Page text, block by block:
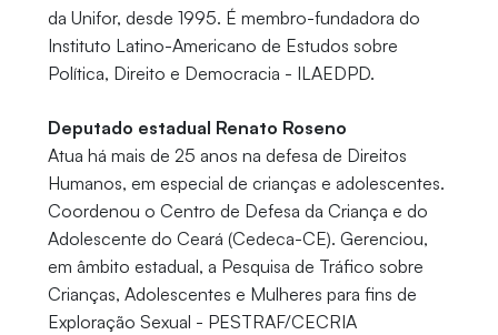
da Unifor, desde 1995. É membro-fundadora do
Instituto Latino-Americano de Estudos sobre
Política, Direito e Democracia - ILAEDPD.
Deputado estadual Renato Roseno
Atua há mais de 25 anos na defesa de Direitos
Humanos, em especial de crianças e adolescentes.
Coordenou o Centro de Defesa da Criança e do
Adolescente do Ceará (Cedeca-CE). Gerenciou,
em âmbito estadual, a Pesquisa de Tráfico sobre
Crianças, Adolescentes e Mulheres para fins de
Exploração Sexual - PESTRAF/CECRIA